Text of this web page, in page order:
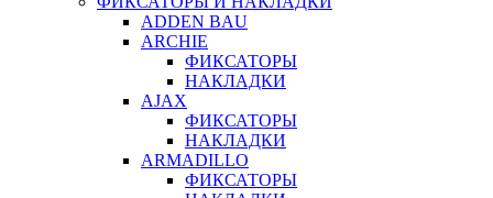
ADDEN BAU
ARCHIE
ФИКСАТОРЫ
НАКЛАДКИ
AJAX
ФИКСАТОРЫ
НАКЛАДКИ
ARMADILLO
ФИКСАТОРЫ